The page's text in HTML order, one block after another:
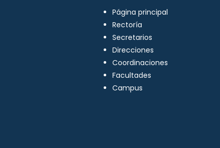
Página principal
Rectoría
Secretarios
Direcciones
Coordinaciones
Facultades
Campus